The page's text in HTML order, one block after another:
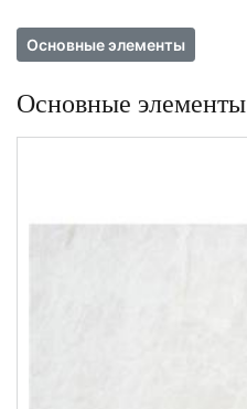
Основные элементы
Основные элементы